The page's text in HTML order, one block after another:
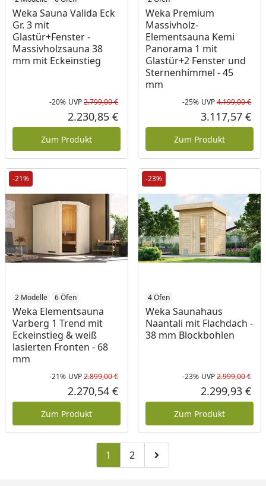
Weka Sauna Valida Eck
Gr. 3 mit
Glastür+Fenster -
Massivholzsauna 38
mm mit Eckeinstieg
Rabatt in Prozent
-20%
Ursprünglicher Preis
UVP2.799,00 €
Aktueller Preis
2.230,85 €
Zum Produkt
Weka Premium
Massivholz-
Elementsauna Kemi
Panorama 1 mit
Glastür+2 Fenster und
Sternenhimmel - 45
mm
-25% UVP4.199,00 €
3.117,57 €
Zum Produkt
-21%
2 Modelle 6 Öfen
Weka Elementsauna
Varberg 1 Trend mit
Eckeinstieg & weiß
lasierten Fronten - 68
mm
Rabatt in Prozent
-21%
Ursprünglicher Preis
UVP2.899,00 €
Aktueller Preis
2.270,54 €
Zum Produkt
-23%
4 Öfen
Weka Saunahaus
Naantali mit Flachdach -
38 mm Blockbohlen
-23% UVP2.999,00 €
2.299,93 €
Zum Produkt
1 Zu Seite 2
2 Zur nächsten Seite